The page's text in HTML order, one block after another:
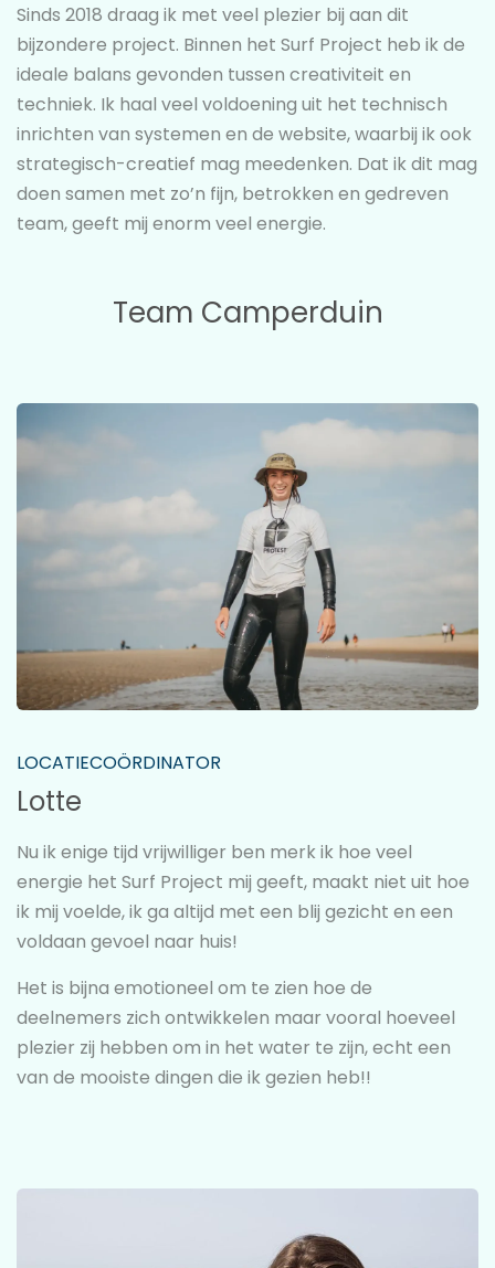
Sinds 2018 draag ik met veel plezier bij aan dit
bijzondere project. Binnen het Surf Project heb ik de
ideale balans gevonden tussen creativiteit en
techniek. Ik haal veel voldoening uit het technisch
inrichten van systemen en de website, waarbij ik ook
strategisch-creatief mag meedenken. Dat ik dit mag
doen samen met zo’n fijn, betrokken en gedreven
team, geeft mij enorm veel energie.
Team Camperduin
Lotte
LOCATIECOÖRDINATOR
Nu ik enige tijd vrijwilliger ben merk ik hoe veel
energie het Surf Project mij geeft, maakt niet uit hoe
ik mij voelde, ik ga altijd met een blij gezicht en een
voldaan gevoel naar huis!
Het is bijna emotioneel om te zien hoe de
deelnemers zich ontwikkelen maar vooral hoeveel
plezier zij hebben om in het water te zijn, echt een
van de mooiste dingen die ik gezien heb!!